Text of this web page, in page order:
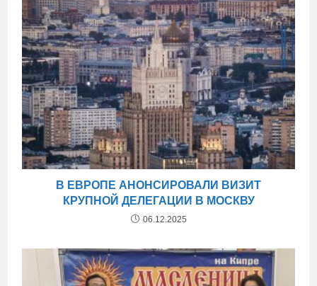
В ЕВРОПЕ АНОНСИРОВАЛИ ВИЗИТ
КРУПНОЙ ДЕЛЕГАЦИИ В МОСКВУ
06.12.2025